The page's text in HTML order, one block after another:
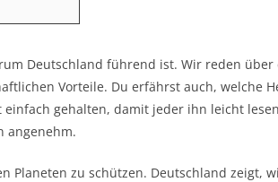
Deutschland führend ist. Wir reden über
Vorteile. Du erfährst auch, welche
gehalten, damit jeder ihn leicht
angenehm.
Planeten zu schützen. Deutschland zeigt,